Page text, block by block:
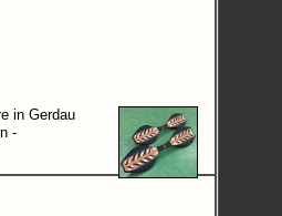
in Gerdau
-